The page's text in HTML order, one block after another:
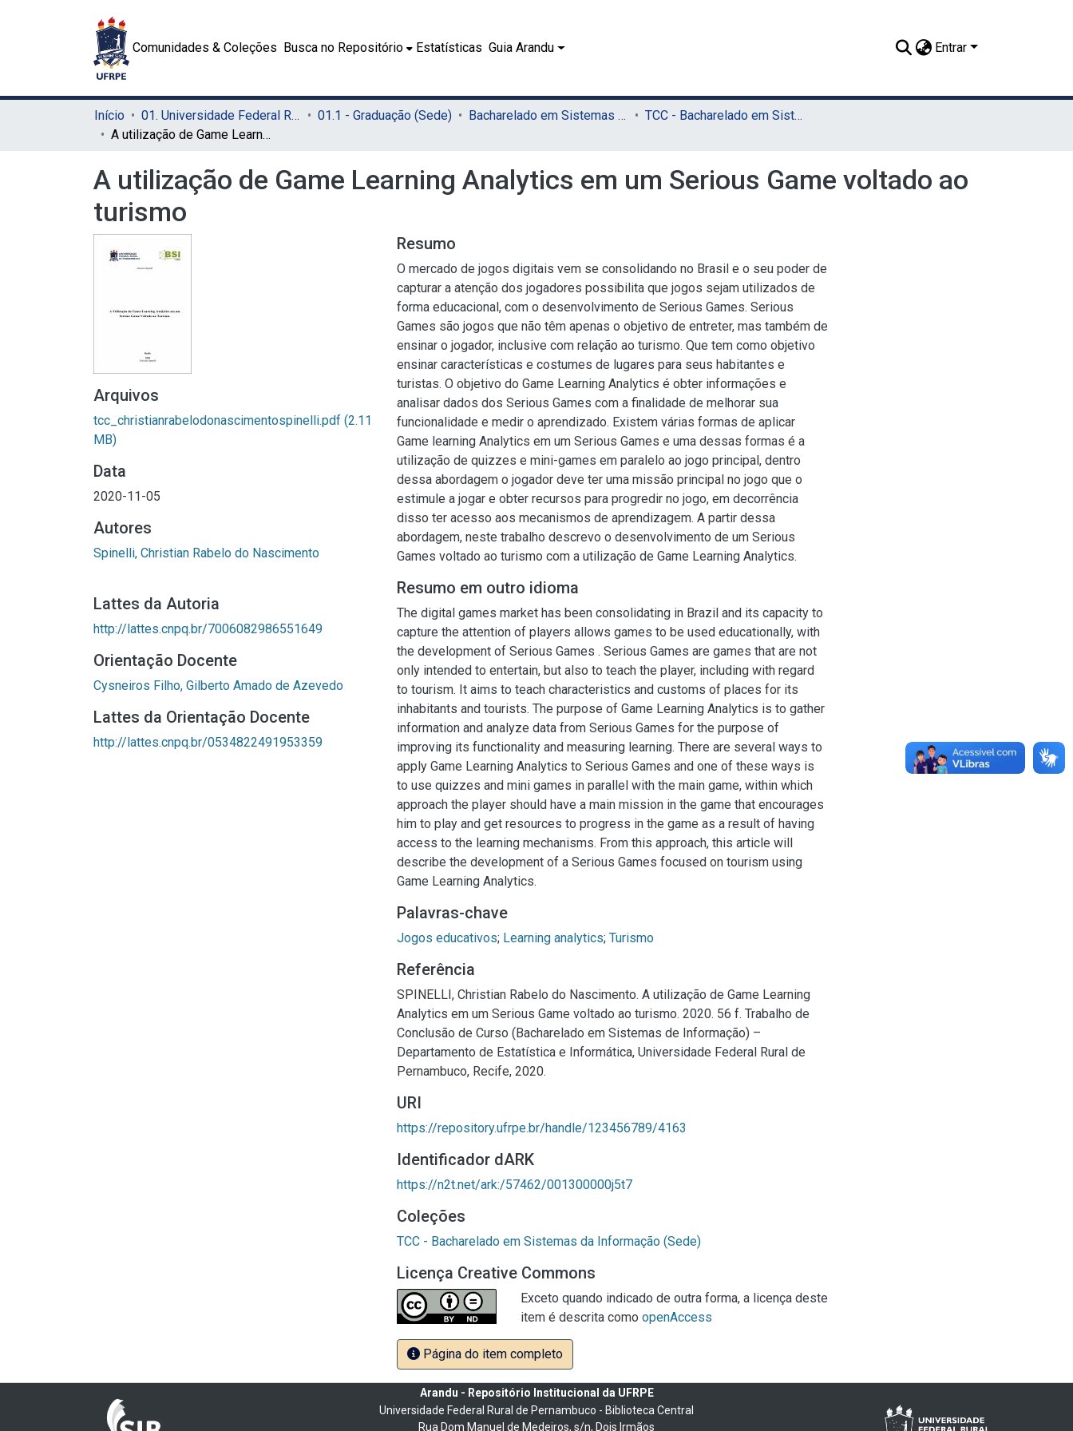
Comunidades & Coleções Busca no Repositório Estatísticas Guia Arandu Entrar
Início 01. Universidade Federal Rural de Pernambuco - UFRPE (Sede) 01.1 - Graduação (Sede) Bacharelado em Sistemas de Informação (Sede)
TCC - Bacharelado em Sistemas da Informação (Sede)
A utilização de Game Learning Analytics em um Serious Game voltado ao turismo
A utilização de Game Learning Analytics em um Serious Game voltado ao
turismo
Arquivos
tcc_christianrabelodonascimentospinelli.pdf (2.11
MB)
Data
2020-11-05
Autores
Spinelli, Christian Rabelo do Nascimento
Lattes da Autoria
http://lattes.cnpq.br/7006082986551649
Orientação Docente
Cysneiros Filho, Gilberto Amado de Azevedo
Lattes da Orientação Docente
http://lattes.cnpq.br/0534822491953359
Resumo
O mercado de jogos digitais vem se consolidando no Brasil e o seu poder de
capturar a atenção dos jogadores possibilita que jogos sejam utilizados de
forma educacional, com o desenvolvimento de Serious Games. Serious
Games são jogos que não têm apenas o objetivo de entreter, mas também de
ensinar o jogador, inclusive com relação ao turismo. Que tem como objetivo
ensinar características e costumes de lugares para seus habitantes e
turistas. O objetivo do Game Learning Analytics é obter informações e
analisar dados dos Serious Games com a finalidade de melhorar sua
funcionalidade e medir o aprendizado. Existem várias formas de aplicar
Game learning Analytics em um Serious Games e uma dessas formas é a
utilização de quizzes e mini-games em paralelo ao jogo principal, dentro
dessa abordagem o jogador deve ter uma missão principal no jogo que o
estimule a jogar e obter recursos para progredir no jogo, em decorrência
disso ter acesso aos mecanismos de aprendizagem. A partir dessa
abordagem, neste trabalho descrevo o desenvolvimento de um Serious
Games voltado ao turismo com a utilização de Game Learning Analytics.
Resumo em outro idioma
The digital games market has been consolidating in Brazil and its capacity to
capture the attention of players allows games to be used educationally, with
the development of Serious Games . Serious Games are games that are not
only intended to entertain, but also to teach the player, including with regard
to tourism. It aims to teach characteristics and customs of places for its
inhabitants and tourists. The purpose of Game Learning Analytics is to gather
information and analyze data from Serious Games for the purpose of
improving its functionality and measuring learning. There are several ways to
apply Game Learning Analytics to Serious Games and one of these ways is
to use quizzes and mini games in parallel with the main game, within which
approach the player should have a main mission in the game that encourages
him to play and get resources to progress in the game as a result of having
access to the learning mechanisms. From this approach, this article will
describe the development of a Serious Games focused on tourism using
Game Learning Analytics.
Palavras-chave
Jogos educativos; Learning analytics; Turismo
Referência
SPINELLI, Christian Rabelo do Nascimento. A utilização de Game Learning
Analytics em um Serious Game voltado ao turismo. 2020. 56 f. Trabalho de
Conclusão de Curso (Bacharelado em Sistemas de Informação) –
Departamento de Estatística e Informática, Universidade Federal Rural de
Pernambuco, Recife, 2020.
URI
https://repository.ufrpe.br/handle/123456789/4163
Identificador dARK
https://n2t.net/ark:/57462/001300000j5t7
Coleções
TCC - Bacharelado em Sistemas da Informação (Sede)
Licença Creative Commons
Exceto quando indicado de outra forma, a licença deste
item é descrita como openAccess
Página do item completo
Arandu - Repositório Institucional da UFRPE
Universidade Federal Rural de Pernambuco - Biblioteca Central
Rua Dom Manuel de Medeiros, s/n, Dois Irmãos